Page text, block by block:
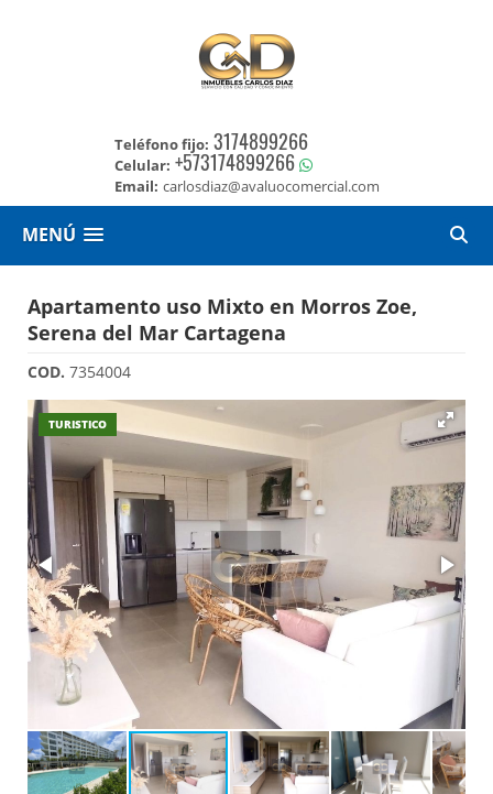
Teléfono fijo: 3174899266
Celular: +573174899266
Email: carlosdiaz@avaluocomercial.com
MENÚ
Apartamento uso Mixto en Morros Zoe,
Serena del Mar Cartagena
COD. 7354004
TURISTICO